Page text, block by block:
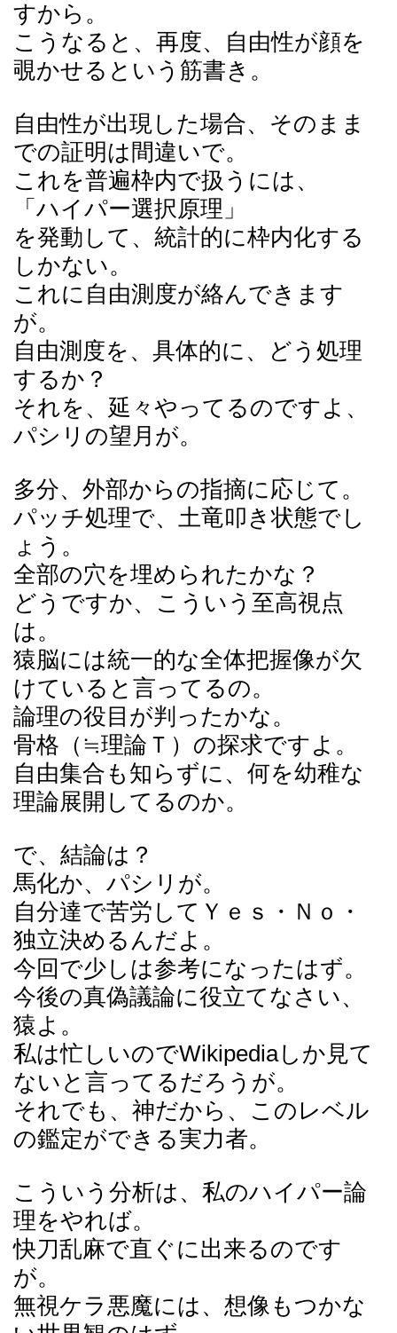
すから。
こうなると、再度、自由性が顔を
覗かせるという筋書き。
自由性が出現した場合、そのまま
での証明は間違いで。
これを普遍枠内で扱うには、
「ハイパー選択原理」
を発動して、統計的に枠内化する
しかない。
これに自由測度が絡んできます
が。
自由測度を、具体的に、どう処理
するか？
それを、延々やってるのですよ、
パシリの望月が。
多分、外部からの指摘に応じて。
パッチ処理で、土竜叩き状態でし
ょう。
全部の穴を埋められたかな？
どうですか、こういう至高視点
は。
猿脳には統一的な全体把握像が欠
けていると言ってるの。
論理の役目が判ったかな。
骨格（≒理論Ｔ）の探求ですよ。
自由集合も知らずに、何を幼稚な
理論展開してるのか。
で、結論は？
馬化か、パシリが。
自分達で苦労してＹｅｓ・Ｎｏ・
独立決めるんだよ。
今回で少しは参考になったはず。
今後の真偽議論に役立てなさい、
猿よ。
私は忙しいのでWikipediaしか見て
ないと言ってるだろうが。
それでも、神だから、このレベル
の鑑定ができる実力者。
こういう分析は、私のハイパー論
理をやれば。
快刀乱麻で直ぐに出来るのです
が。
無視ケラ悪魔には、想像もつかな